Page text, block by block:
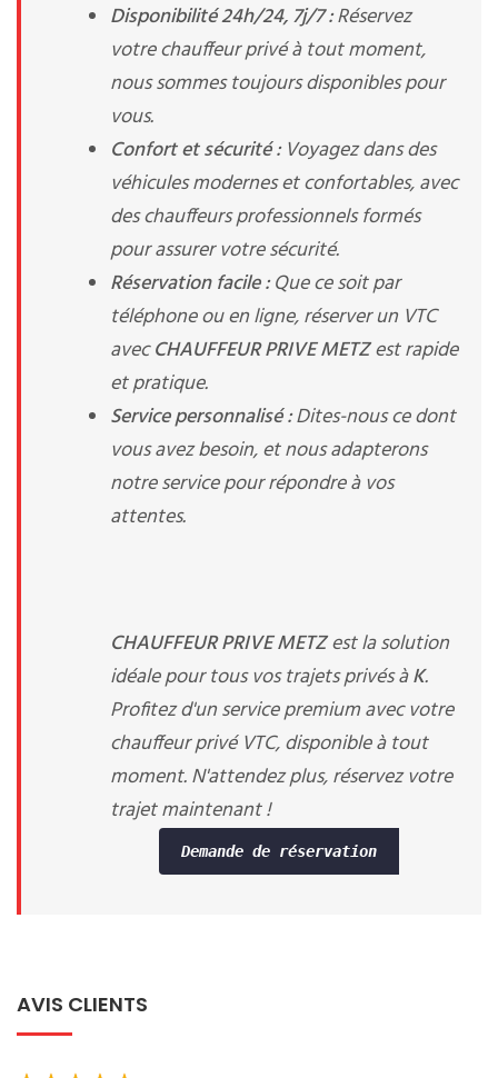
Disponibilité 24h/24, 7j/7 :Réservez
votre chauffeur privé à tout moment,
nous sommes toujours disponibles pour
vous.
Confort et sécurité :Voyagez dans des
véhicules modernes et confortables, avec
des chauffeurs professionnels formés
pour assurer votre sécurité.
Réservation facile :Que ce soit par
téléphone ou en ligne, réserver un VTC
avecCHAUFFEUR PRIVE METZest rapide
et pratique.
Service personnalisé :Dites-nous ce dont
vous avez besoin, et nous adapterons
notre service pour répondre à vos
attentes.
CHAUFFEUR PRIVE METZest la solution
idéale pour tous vos trajets privés àK.
Profitez d'un service premium avec votre
chauffeur privé VTC, disponible à tout
moment. N'attendez plus, réservez votre
trajet maintenant !
Demande de réservation
AVIS CLIENTS